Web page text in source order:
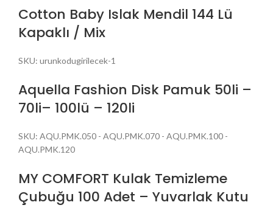
Cotton Baby Islak Mendil 144 Lü
Kapaklı / Mix
SKU: urunkodugirilecek-1
Aquella Fashion Disk Pamuk 50li –
70li– 100lü – 120li
SKU: AQU.PMK.050 - AQU.PMK.070 - AQU.PMK.100 -
AQU.PMK.120
MY COMFORT Kulak Temizleme
Çubuğu 100 Adet – Yuvarlak Kutu